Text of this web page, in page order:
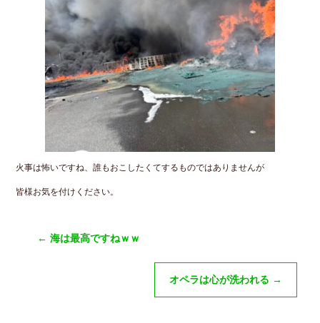
火事は怖いですね、誰もおこしたくてするものではありませんが
皆様お気を付けください。
← 海は最高ですねｗｗ
オペラは心が洗われる →